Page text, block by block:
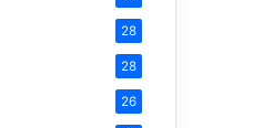
28
28
26